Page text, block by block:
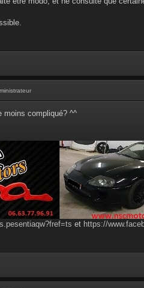
moins compliqué? ^^
et https://